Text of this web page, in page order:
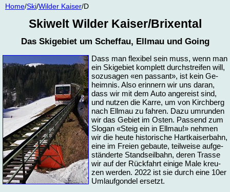
Home/Ski/Wil­der Kai­ser/D
Ski­welt Wil­der Kai­ser/Bri­xen­tal
Das Ski­ge­biet um Schef­fau, Ell­mau und Going
Dass man fle­xi­bel sein muss, wenn man
ein Ski­ge­biet kom­plett durch­strei­fen will,
so­zu­sa­gen «en passant», ist kein Ge­
heim­nis. Al­so er­in­nern wir uns dar­an,
dass wir mit dem Au­to an­ge­reist sind,
und nut­zen die Kar­re, um von Kirch­berg
nach Ell­mau zu fah­ren. Da­zu um­run­den
wir das Ge­biet im Os­ten. Pas­send zum
Slo­gan «Steig ein in Ell­mau!» neh­men
wir die heu­te his­to­ri­sche Hart­kai­ser­bahn,
ei­ne im Frei­en ge­bau­te, teil­wei­se auf­ge­
stän­der­te Stand­seil­bahn, de­ren Tras­se
wir auf der Rück­fahrt ei­ni­ge Ma­le kreu­
zen wer­den. 2022 ist sie durch ei­ne 10er
Um­lauf­gon­del er­setzt.